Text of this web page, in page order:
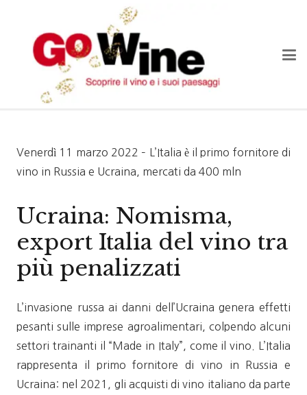
Venerdì 11 marzo 2022 – L’Italia è il primo fornitore di
vino in Russia e Ucraina, mercati da 400 mln
Ucraina: Nomisma,
export Italia del vino tra
più penalizzati
L’invasione russa ai danni dell’Ucraina genera effetti
pesanti sulle imprese agroalimentari, colpendo alcuni
settori trainanti il “Made in Italy”, come il vino. L’Italia
rappresenta il primo fornitore di vino in Russia e
Ucraina: nel 2021, gli acquisti di vino italiano da parte